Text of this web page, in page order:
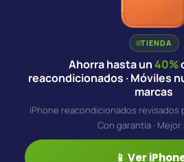
TIENDA
Ahorra hasta un40%
reacondicionados · Móviles
marcas
iPhone reacondicionados revisados
Con garantía ·
📱 Ver